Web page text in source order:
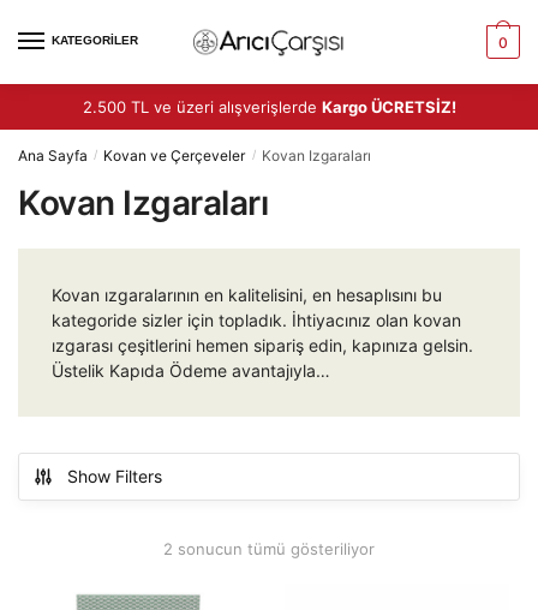
KATEGORİLER 0
2.500 TL ve üzeri alışverişlerde Kargo ÜCRETSİZ!
Ana Sayfa / Kovan ve Çerçeveler / Kovan Izgaraları
Kovan Izgaraları
Kovan ızgaralarının en kalitelisini, en hesaplısını bu
kategoride sizler için topladık. İhtiyacınız olan kovan
ızgarası çeşitlerini hemen sipariş edin, kapınıza gelsin.
Üstelik Kapıda Ödeme avantajıyla…
Show Filters
2 sonucun tümü gösteriliyor